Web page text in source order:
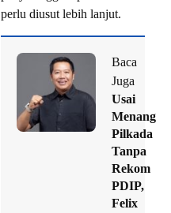
perlu diusut lebih lanjut.
Baca
Juga
Usai
Menang
Pilkada
Tanpa
Rekom
PDIP,
Felix